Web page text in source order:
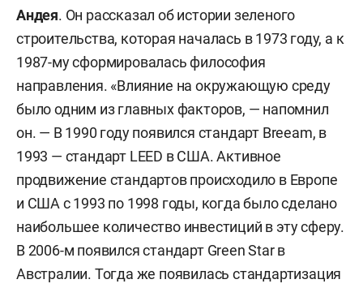
Андея. Он рассказал об истории зеленого
строительства, которая началась в 1973 году, а к
1987-му сформировалась философия
направления. «Влияние на окружающую среду
было одним из главных факторов, — напомнил
он. — В 1990 году появился стандарт Breeam, в
1993 — стандарт LEED в США. Активное
продвижение стандартов происходило в Европе
и США с 1993 по 1998 годы, когда было сделано
наибольшее количество инвестиций в эту сферу.
В 2006-м появился стандарт Green Star в
Австралии. Тогда же появилась стандартизация